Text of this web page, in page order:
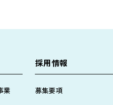
業
採用情報
募集要項